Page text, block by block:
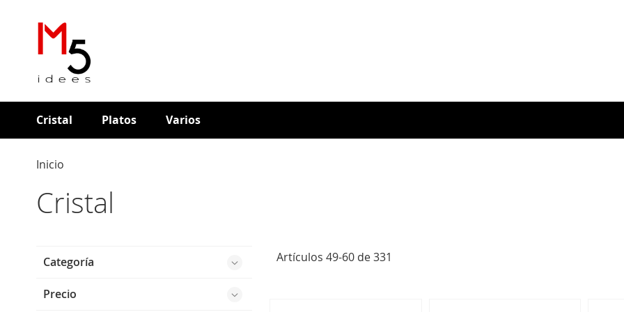
Cristal Platos Varios
Inicio
Cristal
Artículos 49-60de331
Categoría
Precio